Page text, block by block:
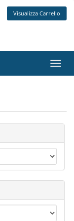
Visualizza Carrello